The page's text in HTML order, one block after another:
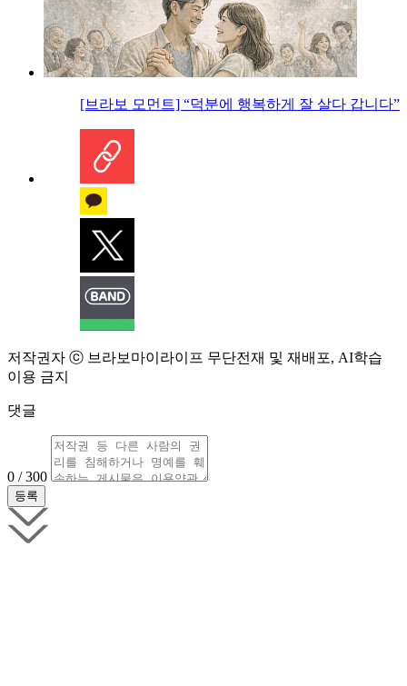
[브라보 모먼트] “덕분에 행복하게 잘 살다 갑니다”
저작권자 ⓒ 브라보마이라이프 무단전재 및 재배포, AI학습
이용 금지
댓글
0 / 300